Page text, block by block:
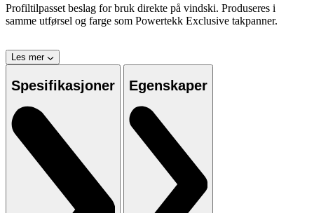
Profiltilpasset beslag for bruk direkte på vindski. Produseres i
samme utførsel og farge som Powertekk Exclusive takpanner.
Les mer
Spesifikasjoner Egenskaper